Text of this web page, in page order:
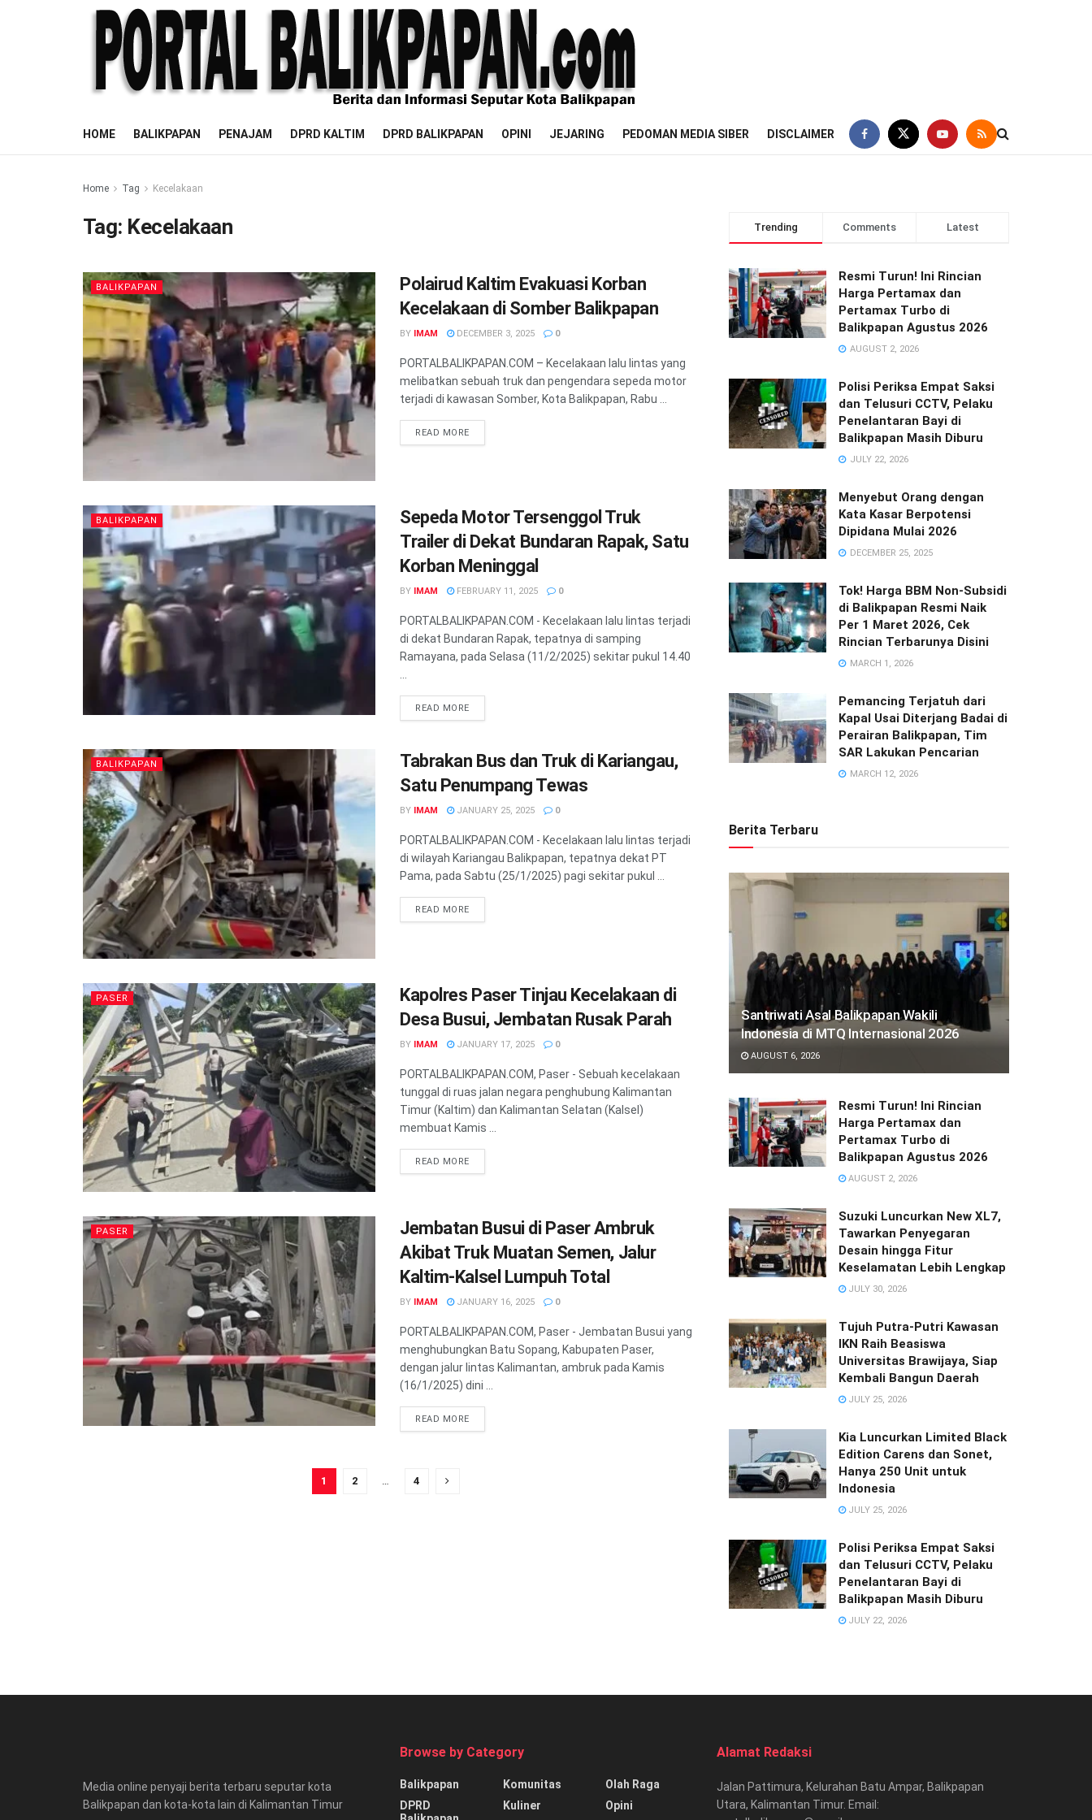
HOME BALIKPAPAN PENAJAM DPRD KALTIM DPRD BALIKPAPAN OPINI JEJARING PEDOMAN MEDIA SIBER DISCLAIMER
Home Tag Kecelakaan
Tag: Kecelakaan
BALIKPAPAN
Polairud Kaltim Evakuasi Korban
Kecelakaan di Somber Balikpapan
BY IMAM DECEMBER 3, 2025 0
PORTALBALIKPAPAN.COM – Kecelakaan lalu lintas yang
melibatkan sebuah truk dan pengendara sepeda motor
terjadi di kawasan Somber, Kota Balikpapan, Rabu ...
READ MORE
BALIKPAPAN
Sepeda Motor Tersenggol Truk
Trailer di Dekat Bundaran Rapak, Satu
Korban Meninggal
BY IMAM FEBRUARY 11, 2025 0
PORTALBALIKPAPAN.COM - Kecelakaan lalu lintas terjadi
di dekat Bundaran Rapak, tepatnya di samping
Ramayana, pada Selasa (11/2/2025) sekitar pukul 14.40
...
READ MORE
BALIKPAPAN
Tabrakan Bus dan Truk di Kariangau,
Satu Penumpang Tewas
BY IMAM JANUARY 25, 2025 0
PORTALBALIKPAPAN.COM - Kecelakaan lalu lintas terjadi
di wilayah Kariangau Balikpapan, tepatnya dekat PT
Pama, pada Sabtu (25/1/2025) pagi sekitar pukul ...
READ MORE
PASER
Kapolres Paser Tinjau Kecelakaan di
Desa Busui, Jembatan Rusak Parah
BY IMAM JANUARY 17, 2025 0
PORTALBALIKPAPAN.COM, Paser - Sebuah kecelakaan
tunggal di ruas jalan negara penghubung Kalimantan
Timur (Kaltim) dan Kalimantan Selatan (Kalsel)
membuat Kamis ...
READ MORE
PASER
Jembatan Busui di Paser Ambruk
Akibat Truk Muatan Semen, Jalur
Kaltim-Kalsel Lumpuh Total
BY IMAM JANUARY 16, 2025 0
PORTALBALIKPAPAN.COM, Paser - Jembatan Busui yang
menghubungkan Batu Sopang, Kabupaten Paser,
dengan jalur lintas Kalimantan, ambruk pada Kamis
(16/1/2025) dini ...
READ MORE
1 2 … 4
Trending Comments Latest
Resmi Turun! Ini Rincian
Harga Pertamax dan
Pertamax Turbo di
Balikpapan Agustus 2026
AUGUST 2, 2026
Polisi Periksa Empat Saksi
dan Telusuri CCTV, Pelaku
Penelantaran Bayi di
Balikpapan Masih Diburu
JULY 22, 2026
Menyebut Orang dengan
Kata Kasar Berpotensi
Dipidana Mulai 2026
DECEMBER 25, 2025
Tok! Harga BBM Non-Subsidi
di Balikpapan Resmi Naik
Per 1 Maret 2026, Cek
Rincian Terbarunya Disini
MARCH 1, 2026
Pemancing Terjatuh dari
Kapal Usai Diterjang Badai di
Perairan Balikpapan, Tim
SAR Lakukan Pencarian
MARCH 12, 2026
Berita Terbaru
Santriwati Asal Balikpapan Wakili
Indonesia di MTQ Internasional 2026
AUGUST 6, 2026
Resmi Turun! Ini Rincian
Harga Pertamax dan
Pertamax Turbo di
Balikpapan Agustus 2026
AUGUST 2, 2026
Suzuki Luncurkan New XL7,
Tawarkan Penyegaran
Desain hingga Fitur
Keselamatan Lebih Lengkap
JULY 30, 2026
Tujuh Putra-Putri Kawasan
IKN Raih Beasiswa
Universitas Brawijaya, Siap
Kembali Bangun Daerah
JULY 25, 2026
Kia Luncurkan Limited Black
Edition Carens dan Sonet,
Hanya 250 Unit untuk
Indonesia
JULY 25, 2026
Polisi Periksa Empat Saksi
dan Telusuri CCTV, Pelaku
Penelantaran Bayi di
Balikpapan Masih Diburu
JULY 22, 2026
Media online penyaji berita terbaru seputar kota
Balikpapan dan kota-kota lain di Kalimantan Timur
Browse by Category
Balikpapan
DPRD
Komunitas
Kuliner
Olah Raga
Opini
Alamat Redaksi
Jalan Pattimura, Kelurahan Batu Ampar, Balikpapan
Utara, Kalimantan Timur. Email: